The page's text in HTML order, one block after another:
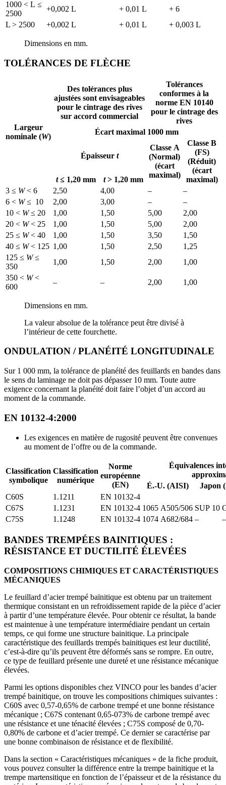
1000 < L ≤
2500
+0,002 L + 0,01 L
+ 6
L > 2500
+0,002 L + 0,01 L + 0,003 L
Dimensions en mm.
TOLÉRANCES DE FLÈCHE
Largeur
nominale (W)
Des tolérances plus
ajustées sont envisageables
pour le cintrage des rives
sur accord commercial
Tolérances
conformes à la
norme EN 10140
pour le cintrage des
rives
Écart maximal 1000 mm
Épaisseurt
Classe A
(Normal)
(écart
maximal)
Classe B
(FS)
(Réduit)
(écart
maximal)
t≤ 1,20 mm t> 1,20 mm
3 ≤ W< 6 2,50 4,00 –
–
6 < W≤ 10 2,00 3,00 –
–
10 < W≤ 20 1,00 1,50 5,00
2,00
20 < W< 25 1,00 1,50 5,00
2,00
25 ≤ W< 40 1,00 1,50 3,50
1,50
40 ≤ W< 125 1,00 1,50 2,50
1,25
125 ≤ W≤
350
1,00 1,50 2,00
1,00
350 < W<
600
– – 2,00 1,00
Dimensions en mm.
La valeur absolue de la tolérance peut être divisé à
l’intérieur de cette fourchette.
ONDULATION / PLANÉITÉ LONGITUDINALE
Sur 1 000 mm, la tolérance de planéité des feuillards en bandes dans
le sens du laminage ne doit pas dépasser 10 mm. Toute autre
exigence concernant la planéité doit faire l’objet d’un accord au
moment de la commande.
EN 10132-4:2000
Les exigences en matière de rugosité peuvent être convenues
au moment de l’offre ou de la commande.
Classification
symbolique
Classification
numérique
Norme
européenne
(EN)
Équivalences
É.-U. (AISI)
Japon
C60S
1.1211
EN 10132-4
C67S
1.1231 EN 10132-4 1065 A505/506 SUP 10
C75S
1.1248 EN 10132-4 1074 A682/684 – –
BANDES TREMPÉES BAINITIQUES :
RÉSISTANCE ET DUCTILITÉ ÉLEVÉES
COMPOSITIONS CHIMIQUES ET CARACTÉRISTIQUES
MÉCANIQUES
Le feuillard d’acier trempé baïnitique est obtenu par un traitement
thermique consistant en un refroidissement rapide de la pièce d’acier
à partir d’une température élevée. Pour obtenir ce résultat, la bande
est maintenue à une température intermédiaire pendant un certain
temps, ce qui forme une structure bainitique. La principale
caractéristique des feuillards trempés bainitiques est leur ductilité,
c’est-à-dire qu’ils peuvent être déformés sans se rompre. En outre,
ce type de feuillard présente une dureté et une résistance mécanique
élevées.
Parmi les options disponibles chez VINCO pour les bandes d’acier
trempé bainitique, on trouve les compositions chimiques suivantes :
C60S avec 0,57-0,65% de carbone trempé et une bonne résistance
mécanique ; C67S contenant 0,65-073% de carbone trempé avec
une résistance et une ténacité élevées ; C75S composé de 0,70-
0,80% de carbone et d’acier trempé. Ce dernier se caractérise par
une bonne combinaison de résistance et de flexibilité.
Dans la section « Caractéristiques mécaniques » de la fiche produit,
vous pouvez consulter la différence entre la trempe bainitique et la
trempe martensitique en fonction de l’épaisseur et de la résistance du